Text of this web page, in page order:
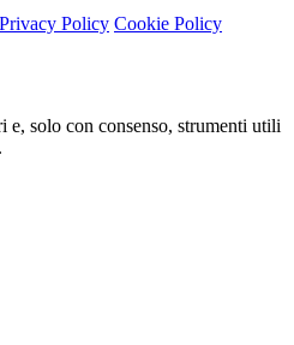
Privacy Policy Cookie Policy
e, solo con consenso, strumenti utili